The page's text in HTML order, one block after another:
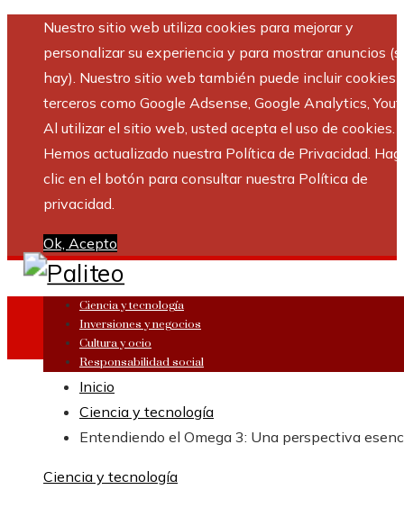
Nuestro sitio web utiliza cookies para mejorar y
personalizar su experiencia y para mostrar anuncios
hay). Nuestro sitio web también puede incluir cookies
terceros como Google Adsense, Google Analytics,
Al utilizar el sitio web, usted acepta el uso de cookies.
Hemos actualizado nuestra Política de Privacidad.
clic en el botón para consultar nuestra Política de
privacidad.
Ok, Acepto
Ciencia y tecnología
Inversiones y negocios
Cultura y ocio
Responsabilidad social
Inicio
Ciencia y tecnología
Entendiendo el Omega 3: Una perspectiva
Ciencia y tecnología